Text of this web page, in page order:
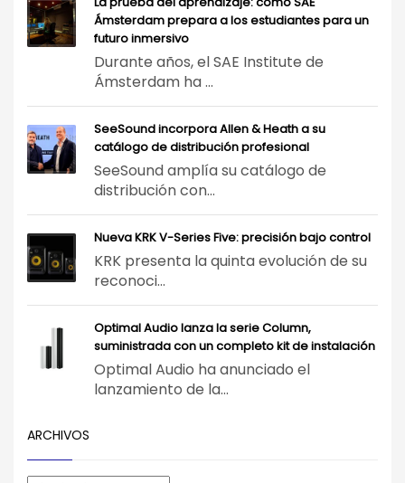
Ámsterdam prepara a los estudiantes para un
futuro inmersivo
Durante años, el SAE Institute de
Ámsterdam ha ...
SeeSound incorpora Allen & Heath a su
catálogo de distribución profesional
SeeSound amplía su catálogo de
distribución con...
Nueva KRK V-Series Five: precisión bajo control
KRK presenta la quinta evolución de su
reconoci...
Optimal Audio lanza la serie Column,
suministrada con un completo kit de instalación
Optimal Audio ha anunciado el
lanzamiento de la...
ARCHIVOS